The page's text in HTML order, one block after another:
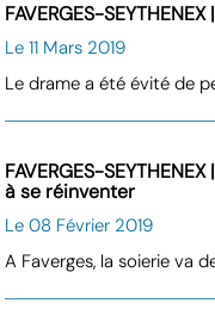
FAVERGES-
Le 11 Mars 2019
Le drame a été évité de
FAVERGES-
à se réinventer
Le 08 Février 2019
A Faverges, la soierie va